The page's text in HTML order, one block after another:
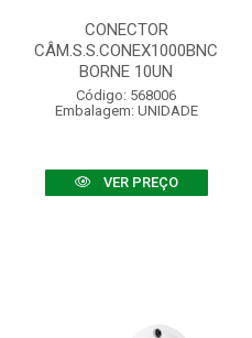
CONECTOR
CÂM.S.S.CONEX1000BNC
BORNE 10UN
Código: 568006
Embalagem: UNIDADE
VER PREÇO